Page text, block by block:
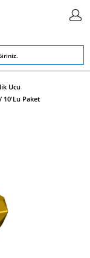
Ucu
/ 10'lu Paket